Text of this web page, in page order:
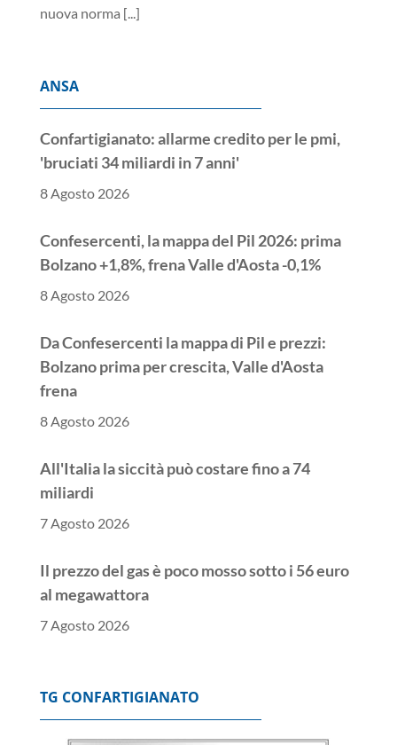
nuova norma [...]
ANSA
Confartigianato: allarme credito per le pmi,
'bruciati 34 miliardi in 7 anni'
8 Agosto 2026
Confesercenti, la mappa del Pil 2026: prima
Bolzano +1,8%, frena Valle d'Aosta -0,1%
8 Agosto 2026
Da Confesercenti la mappa di Pil e prezzi:
Bolzano prima per crescita, Valle d'Aosta
frena
8 Agosto 2026
All'Italia la siccità può costare fino a 74
miliardi
7 Agosto 2026
Il prezzo del gas è poco mosso sotto i 56 euro
al megawattora
7 Agosto 2026
ridosso dei 77 punti base
TG CONFARTIGIANATO